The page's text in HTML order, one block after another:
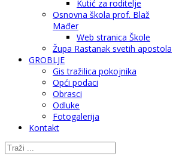
Kutić za roditelje
Osnovna škola prof. Blaž
Mađer
Web stranica Škole
Župa Rastanak svetih apostola
GROBLJE
Gis tražilica pokojnika
Opći podaci
Obrasci
Odluke
Fotogalerija
Kontakt